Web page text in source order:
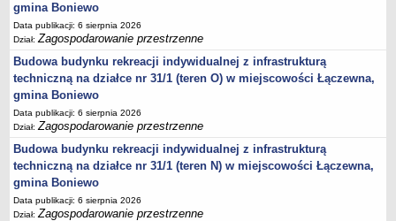
gmina Boniewo
Data publikacji: 6 sierpnia 2026
Dział:Zagospodarowanie przestrzenne
Budowa budynku rekreacji indywidualnej z infrastrukturą
techniczną na działce nr 31/1 (teren O) w miejscowości Łączewna,
gmina Boniewo
Data publikacji: 6 sierpnia 2026
Dział:Zagospodarowanie przestrzenne
Budowa budynku rekreacji indywidualnej z infrastrukturą
techniczną na działce nr 31/1 (teren N) w miejscowości Łączewna,
gmina Boniewo
Data publikacji: 6 sierpnia 2026
Dział:Zagospodarowanie przestrzenne